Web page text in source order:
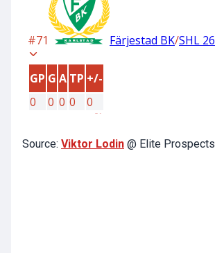
Source: Viktor Lodin @ Elite Prospects